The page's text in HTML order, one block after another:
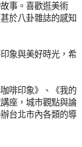
事。喜歡逛美術
於八卦雜誌的感知
象與美好時光，希
啡印象》、《我的
座，城市觀點與論
台北市內各類的導